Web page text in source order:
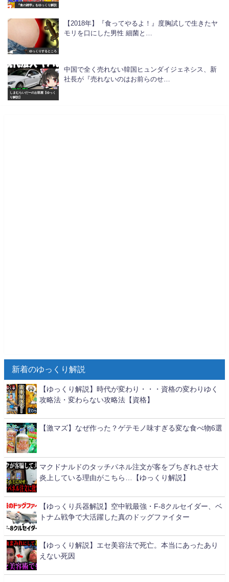
『食の雑学』をゆっくり解説
ゆっくりするところ
【2018年】『食ってやるよ！』度胸試しで生きたヤ
モリを口にした男性 細菌と…
しまむらいだーのお部屋【ゆっく
り解説】
中国で全く売れない韓国ヒュンダイジェネシス、新
社長が『売れないのはお前らのせ…
新着のゆっくり解説
【ゆっくり解説】時代が変わり・・・資格の変わりゆく
攻略法・変わらない攻略法【資格】
【激マズ】なぜ作った？ゲテモノ味すぎる変な食べ物6選
マクドナルドのタッチパネル注文が客をブちぎれさせ大
炎上している理由がこちら…【ゆっくり解説】
【ゆっくり兵器解説】空中戦最強・F-8クルセイダー、ベ
トナム戦争で大活躍した真のドッグファイター
【ゆっくり解説】エセ美容法で死亡。本当にあったあり
えない死因